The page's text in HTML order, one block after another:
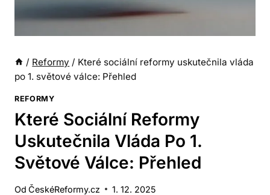
/ Reformy / Které sociální reformy uskutečnila vláda
po 1. světové válce: Přehled
REFORMY
Které Sociální Reformy
Uskutečnila Vláda Po 1.
Světové Válce: Přehled
Od ČeskéReformy.cz 1. 12. 2025